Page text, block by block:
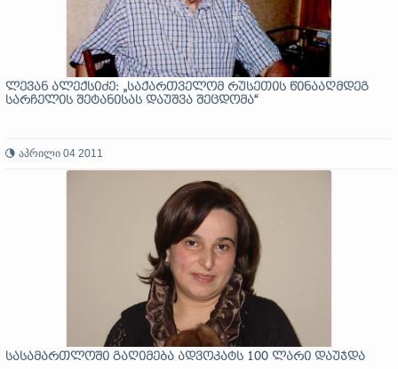
ლევან ალექსიძე: „საქართველომ რუსეთის წინააღმდეგ
სარჩელის შეტანისას დაუშვა შეცდომა“
აპრილი 04 2011
სასამართლოში გაღიმება ადვოკატს 100 ლარი დაუჯდა